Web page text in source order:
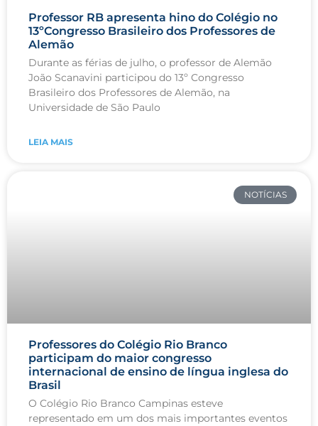
Professor RB apresenta hino do Colégio no
13ºCongresso Brasileiro dos Professores de
Alemão
Durante as férias de julho, o professor de Alemão
João Scanavini participou do 13º Congresso
Brasileiro dos Professores de Alemão, na
Universidade de São Paulo
LEIA MAIS
NOTÍCIAS
Professores do Colégio Rio Branco
participam do maior congresso
internacional de ensino de língua inglesa do
Brasil
O Colégio Rio Branco Campinas esteve
representado em um dos mais importantes eventos